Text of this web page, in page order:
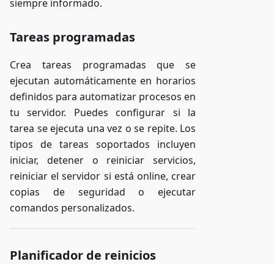
siempre informado.
Tareas programadas
Crea tareas programadas que se
ejecutan automáticamente en horarios
definidos para automatizar procesos en
tu servidor. Puedes configurar si la
tarea se ejecuta una vez o se repite. Los
tipos de tareas soportados incluyen
iniciar, detener o reiniciar servicios,
reiniciar el servidor si está online, crear
copias de seguridad o ejecutar
comandos personalizados.
Planificador de reinicios